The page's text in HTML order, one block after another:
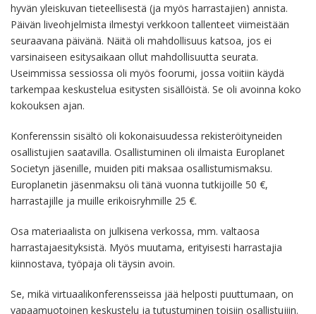
hyvän yleiskuvan tieteellisestä (ja myös harrastajien) annista.
Päivän liveohjelmista ilmestyi verkkoon tallenteet viimeistään
seuraavana päivänä. Näitä oli mahdollisuus katsoa, jos ei
varsinaiseen esitysaikaan ollut mahdollisuutta seurata.
Useimmissa sessiossa oli myös foorumi, jossa voitiin käydä
tarkempaa keskustelua esitysten sisällöistä. Se oli avoinna koko
kokouksen ajan.
Konferenssin sisältö oli kokonaisuudessa rekisteröityneiden
osallistujien saatavilla. Osallistuminen oli ilmaista Europlanet
Societyn jäsenille, muiden piti maksaa osallistumismaksu.
Europlanetin jäsenmaksu oli tänä vuonna tutkijoille 50 €,
harrastajille ja muille erikoisryhmille 25 €.
Osa materiaalista on julkisena verkossa, mm. valtaosa
harrastajaesityksistä. Myös muutama, erityisesti harrastajia
kiinnostava, työpaja oli täysin avoin.
Se, mikä virtuaalikonferensseissa jää helposti puuttumaan, on
vapaamuotoinen keskustelu ja tutustuminen toisiin osallistujiin.